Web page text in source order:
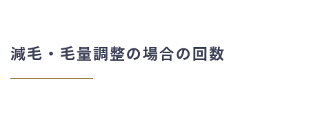
減毛・毛量調整の場合の回数